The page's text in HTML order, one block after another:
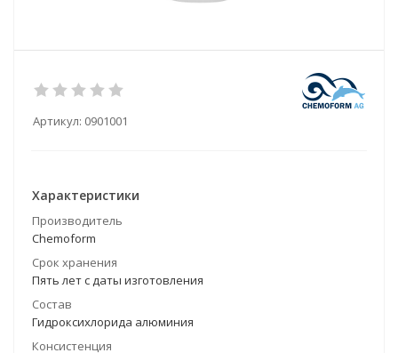
Артикул: 0901001
Характеристики
Производитель
Chemoform
Срок хранения
Пять лет с даты изготовления
Состав
Гидроксихлорида алюминия
Консистенция